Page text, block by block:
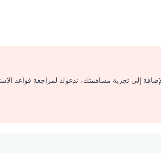
إلى تجربة مساهمتك، ندعوك لمراجعة قواعد